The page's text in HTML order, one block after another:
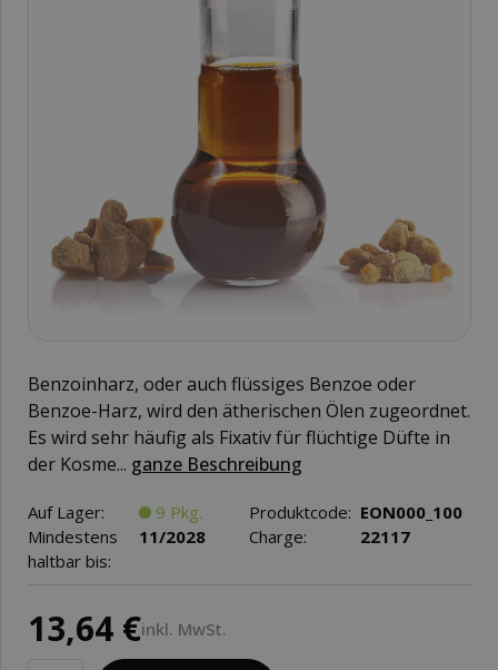
Benzoinharz, oder auch flüssiges Benzoe oder
Benzoe-Harz, wird den ätherischen Ölen zugeordnet.
Es wird sehr häufig als Fixativ für flüchtige Düfte in
der Kosme... ganze Beschreibung
Auf Lager: 9 Pkg. Produktcode: EON000_100
Mindestens
haltbar bis:
11/2028 Charge: 22117
13,64 €inkl. MwSt.